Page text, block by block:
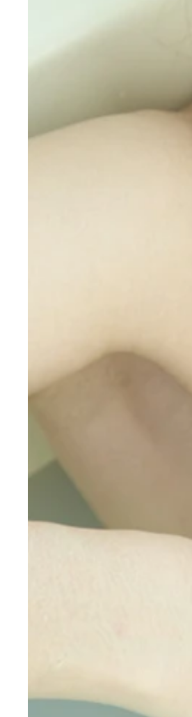
有村架純ちゃんの姉であ
（Ｃ）グラビジョン
（Ｃ）グラビジョン
（Ｃ）グラビジョン